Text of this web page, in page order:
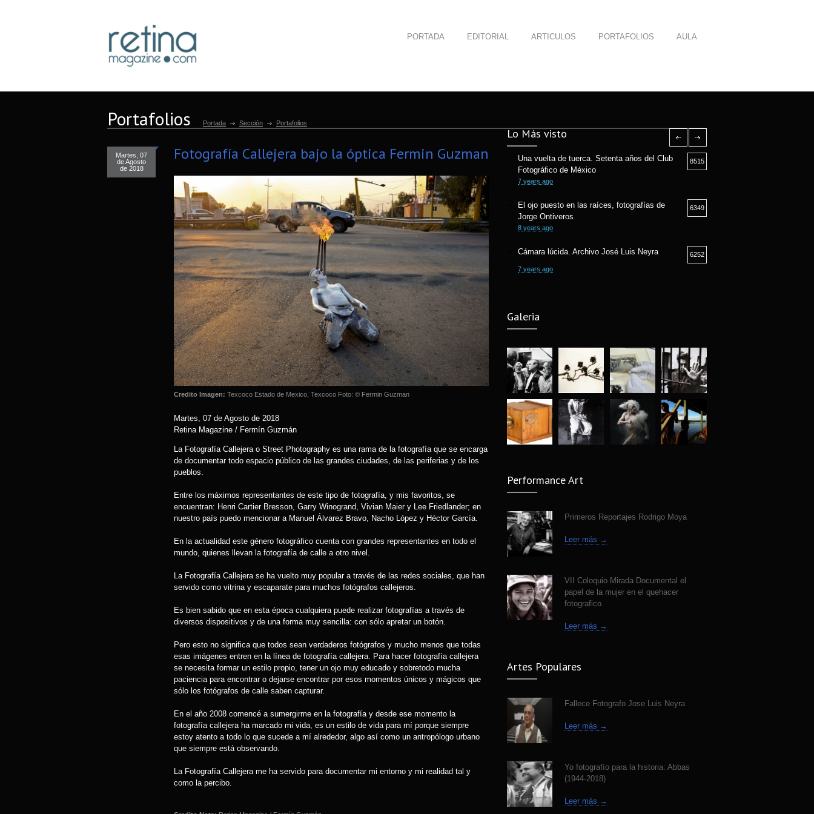
PORTADA EDITORIAL ARTICULOS PORTAFOLIOS AULA
Portafolios Portada Sección Portafolios
Martes, 07
de Agosto
de 2018
Fotografía Callejera bajo la óptica Fermin Guzman
Credito Imagen: Texcoco Estado de Mexico, Texcoco Foto: © Fermin Guzman
Martes, 07 de Agosto de 2018
Retina Magazine / Fermín Guzmán
La Fotografía Callejera o Street Photography es una rama de la fotografía que se encarga
de documentar todo espacio público de las grandes ciudades, de las periferias y de los
pueblos.
Entre los máximos representantes de este tipo de fotografía, y mis favoritos, se
encuentran: Henri Cartier Bresson, Garry Winogrand, Vivian Maier y Lee Friedlander; en
nuestro país puedo mencionar a Manuel Álvarez Bravo, Nacho López y Héctor García.
En la actualidad este género fotográfico cuenta con grandes representantes en todo el
mundo, quienes llevan la fotografía de calle a otro nivel.
La Fotografía Callejera se ha vuelto muy popular a través de las redes sociales, que han
servido como vitrina y escaparate para muchos fotógrafos callejeros.
Es bien sabido que en esta época cualquiera puede realizar fotografías a través de
diversos dispositivos y de una forma muy sencilla: con sólo apretar un botón.
Pero esto no significa que todos sean verdaderos fotógrafos y mucho menos que todas
esas imágenes entren en la línea de fotografía callejera. Para hacer fotografía callejera
se necesita formar un estilo propio, tener un ojo muy educado y sobretodo mucha
paciencia para encontrar o dejarse encontrar por esos momentos únicos y mágicos que
sólo los fotógrafos de calle saben capturar.
En el año 2008 comencé a sumergirme en la fotografía y desde ese momento la
fotografía callejera ha marcado mi vida, es un estilo de vida para mí porque siempre
estoy atento a todo lo que sucede a mí alrededor, algo así como un antropólogo urbano
que siempre está observando.
La Fotografía Callejera me ha servido para documentar mi entorno y mi realidad tal y
como la percibo.
Lo Más visto
Una vuelta de tuerca. Setenta años del Club
Fotográfico de México
8515
7 years ago
El ojo puesto en las raíces, fotografías de
Jorge Ontiveros
6349
8 years ago
Cámara lúcida. Archivo José Luis Neyra
6252
7 years ago
Guzman
8 years ago
Fotografia y Arqueologia exposicion en Museo
Nacional de Antropologia
5565
7 years ago
Nu Project mujeres reales de Matt Blume
4924
13 years ago
2018)
8 years ago
El lenguaje silencioso del cuerpo, fotografías
de Edgar Medel
14 years ago
7 years ago
Galeria
Performance Art
Primeros Reportajes Rodrigo Moya
Leer más →
VII Coloquio Mirada Documental el
papel de la mujer en el quehacer
fotografico
Leer más →
Artes Populares
Fallece Fotografo Jose Luis Neyra
Leer más →
Yo fotografío para la historia: Abbas
(1944-2018)
Leer más →